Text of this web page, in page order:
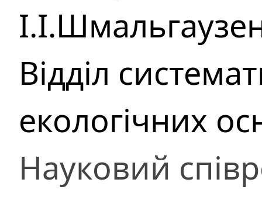
Відділ
екологічних
Науковий